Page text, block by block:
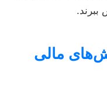
مالی